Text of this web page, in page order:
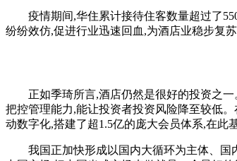
疫情期间,华住累计接待住客数量超过了550
纷纷效仿,促进行业迅速回血,为酒店业稳步复
正如季琦所言,酒店仍然是很好的投资之一
把控管理能力,能让投资者投资风险降至较低
动数字化,搭建了超1.5亿的庞大会员体系,在此
我国正加快形成以国内大循环为主体、国内